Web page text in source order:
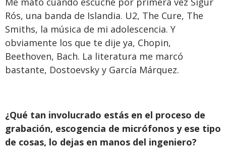
Rós, una banda de Islandia. U2, The Cure, The
Smiths, la música de mi adolescencia. Y
obviamente los que te dije ya, Chopin,
Beethoven, Bach. La literatura me marcó
bastante, Dostoevsky y García Márquez.
¿Qué tan involucrado estás en el proceso de
grabación, escogencia de micrófonos y ese tipo
de cosas, lo dejas en manos del ingeniero?